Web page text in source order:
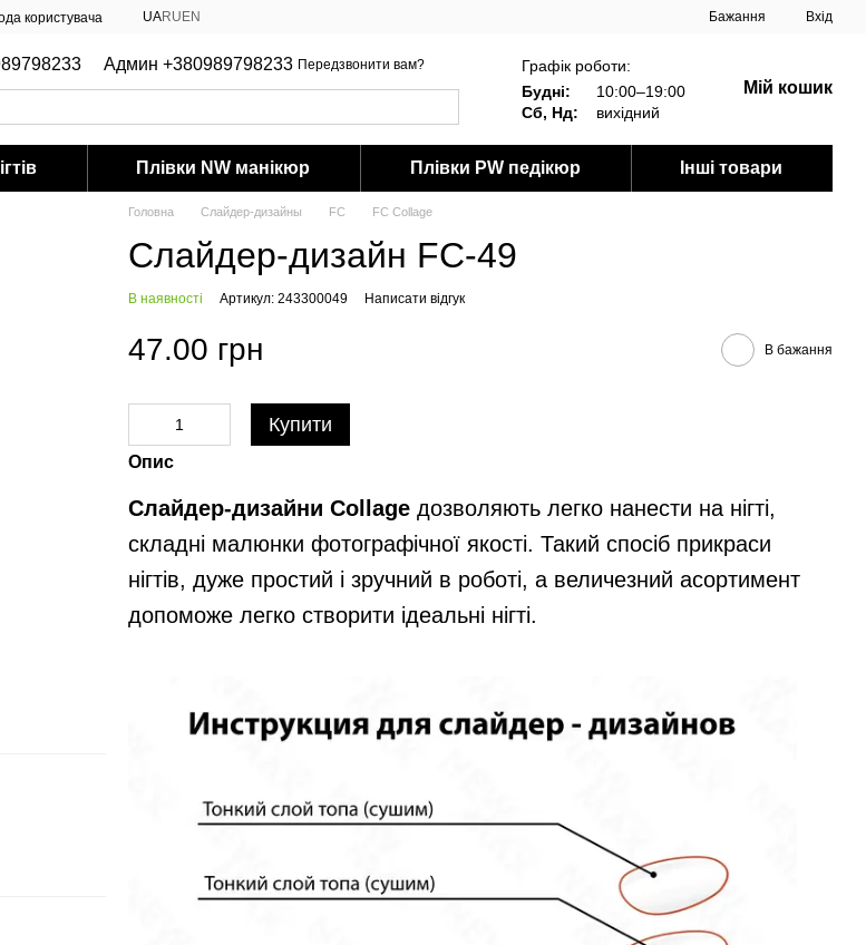
користувача UARU EN Бажання Вхід
Админ +380989798233 Передзвонити вам?
Графік роботи:
Будні:
10:00–19:00
Сб, Нд:
вихідний
Мій кошик
Плівки NW манікюр Плівки PW педікюр Інші товари
Головна Слайдер-дизайны FC FC Collage
Слайдер-дизайн FC-49
В наявності Артикул: 243300049 Написати відгук
47.00 грн В бажання
Купити
Опис
Слайдер-дизайни Collage дозволяють легко нанести на нігті,
складні малюнки фотографічної якості. Такий спосіб прикраси
нігтів, дуже простий і зручний в роботі, а величезний асортимент
допоможе легко створити ідеальні нігті.